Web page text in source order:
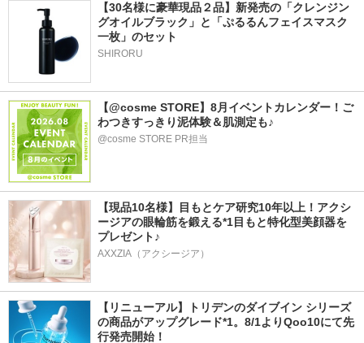
【30名様に豪華現品２品】新発売の「クレンジン
グオイルブラック」と「ぷるるんフェイスマスク
一枚」のセット
SHIRORU
【@cosme STORE】8月イベントカレンダー！ご
わつきすっきり泥体験＆肌測定も♪
@cosme STORE PR担当
【現品10名様】目もとケア研究10年以上！アクシ
ージアの眼輪筋を鍛える*1目もと特化型美顔器を
プレゼント♪
AXXZIA（アクシージア）
【リニューアル】トリデンのダイブイン シリーズ
の商品がアップグレード*1。8/1よりQoo10にて先
行発売開始！